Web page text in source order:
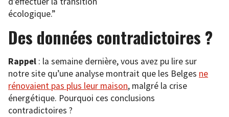
écologique.”
Des données contradictoires ?
Rappel : la semaine dernière, vous avez pu lire sur
notre site qu’une analyse montrait que les Belges ne
rénovaient pas plus leur maison, malgré la crise
énergétique. Pourquoi ces conclusions
contradictoires ?